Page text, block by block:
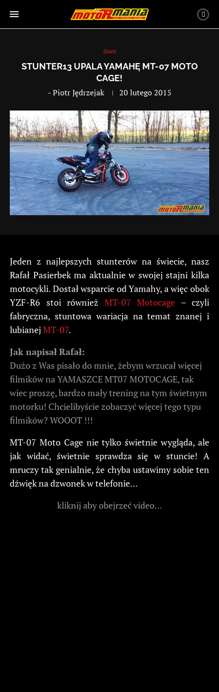
Stunt
STUNTER13 UPALA YAMAHĘ MT-07 MOTO
CAGE!
-Piotr Jędrzejak 20 lutego 2015
Jeden z najlepszych stunterów na świecie, nasz
Rafał Pasierbek ma aktualnie w swojej stajni kilka
motocykli. Dostał wsparcie od Yamahy, a więc obok
YZF-R6 stoi również MT-07 Motocage – czyli
fabryczna, stuntowa wariacja na temat znanej i
lubianej MT-07.
Jak napisał Rafał:
Dużo z Was pisało do mnie, żebym wrzucał więcej
filmików na YAMASZCE MT07 MOTOCAGE, tak
wiec proszę, bardzo mały trening na tym świetnym
motorku! Chcielibyście zobaczyć więcej tego typu
filmików? WOOOT !!!
MT-07 Moto Cage nie tylko świetnie wygląda, ale
jak widać, świetnie sprawdza się w stuncie! A
mruczy tak genialnie, że chyba ustawimy sobie ten
dźwięk na dzwonek w telefonie…
kliknij aby obejrzeć video…